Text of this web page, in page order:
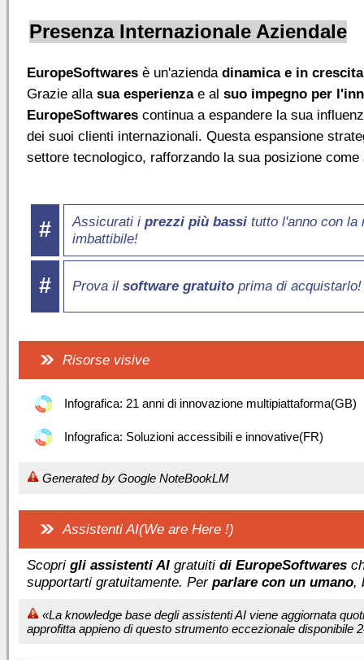
Presenza Internazionale Aziendale
EuropeSoftwares è un'azienda dinamica e in crescita
Grazie alla sua esperienzae al suo impegno per
EuropeSoftwares continua a espandere la sua
dei suoi clienti internazionali. Questa espansione
settore tecnologico, rafforzando la sua posizione
# Assicurati i prezzi più bassi tutto l'anno con
imbattibile!
# Prova il software gratuito prima di acquistarlo!
Risorse visive
Infografica: 21 anni di innovazione multipiattaforma(GB)
Infografica: Soluzioni accessibili e innovative(FR)
Generated by Google NoteBookLM
Assistenti AI(We are Here !)
Scopri gli assistenti AI gratuiti di EuropeSoftwares
supportarti gratuitamente. Per parlare con un umano,
«La knowledge base degli assistenti AI viene aggiornata
approfitta appieno di questo strumento eccezionale disponibile